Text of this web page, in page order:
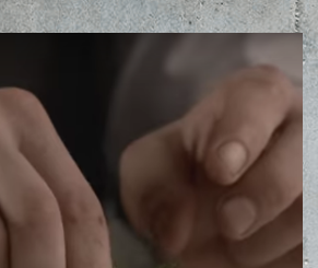
HIP
KULT
UTCA
ZENE